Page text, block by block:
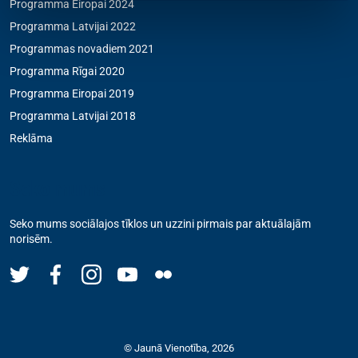
Programma Eiropai 2024
Programma Latvijai 2022
Programmas novadiem 2021
Programma Rīgai 2020
Programma Eiropai 2019
Programma Latvijai 2018
Reklāma
Seko mums sociālajos tīklos un uzzini pirmais par aktuālajām
norisēm.
© Jaunā Vienotība, 2026